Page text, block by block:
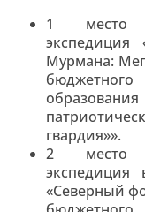
1 место –
экспедиция
Мурмана:
бюджетного
гвардия»».
2 место –
экспедиция
«Северный